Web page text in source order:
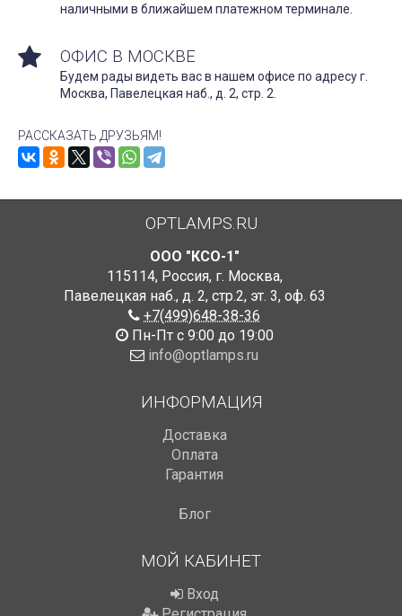
наличными в ближайшем платежном терминале.
ОФИС В МОСКВЕ
Будем рады видеть вас в нашем офисе по адресу г.
Москва, Павелецкая наб., д. 2, стр. 2.
РАССКАЗАТЬ ДРУЗЬЯМ!
OPTLAMPS.RU
ООО "КСО-1"
115114, Россия, г. Москва,
Павелецкая наб., д. 2, стр.2, эт. 3, оф. 63
+7(499)648-38-36
Пн-Пт с 9:00 до 19:00
info@optlamps.ru
ИНФОРМАЦИЯ
Доставка
Оплата
Гарантия
Блог
МОЙ КАБИНЕТ
Вход